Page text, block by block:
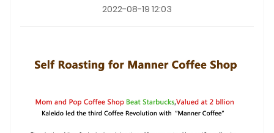
2022-08-19 12:03